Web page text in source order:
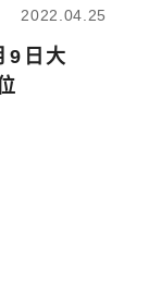
2022.04.25
9日大